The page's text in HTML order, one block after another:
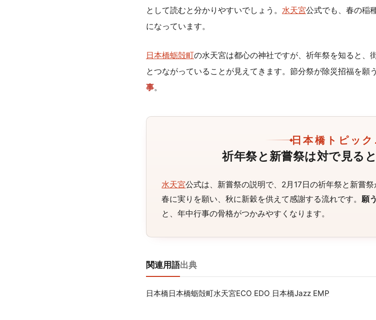
として読むと分かりやすいでしょう。 水天宮公式でも、春の稲
になっています。
日本橋蛎殻町の水天宮は都心の神社ですが、祈年祭を知ると、
とつながっていることが見えてきます。節分祭が除災招福を願
事。
日本橋トピック
祈年祭と新嘗祭は対で見る
水天宮公式は、新嘗祭の説明で、2月17日の祈年祭と新嘗
春に実りを願い、秋に新穀を供えて感謝する流れです。 願
と、年中行事の骨格がつかみやすくなります。
関連用語出典
日本橋日本橋蛎殻町水天宮ECO EDO 日本橋Jazz EMP